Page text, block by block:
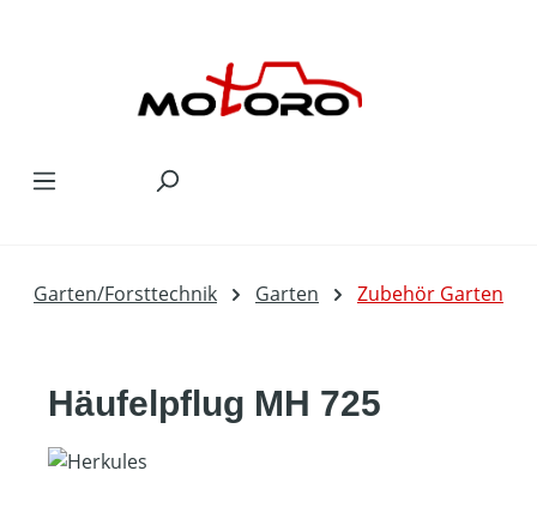
Garten/Forsttechnik Garten Zubehör Garten
Häufelpflug MH 725